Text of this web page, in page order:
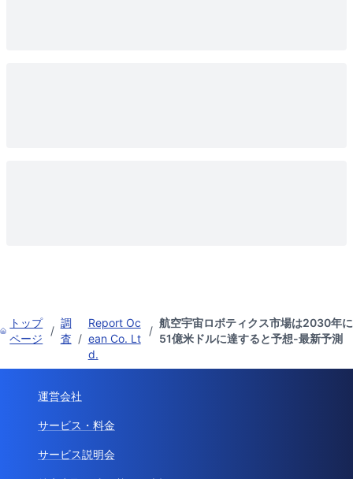
トップ
ページ
/
調
査 /
Report Oc
ean Co. Lt
d.
/
航空宇宙ロボティクス市場は2030年に
51億米ドルに達すると予想-最新予測
運営会社
サービス・料金
サービス説明会